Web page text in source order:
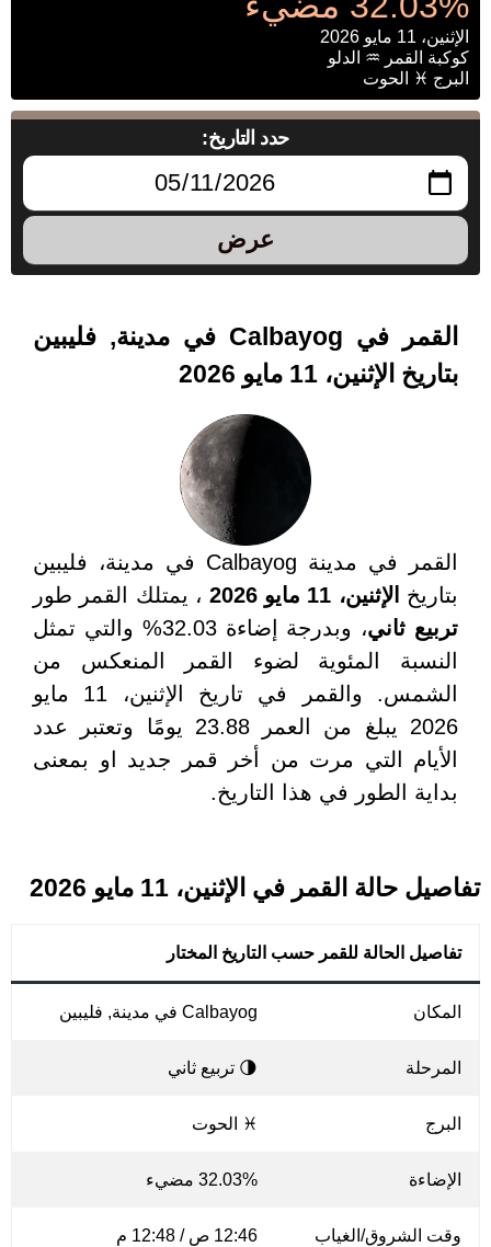
الإثنين، 11 مايو 2026
كوكبة القمر ♒ الدلو
البرج ♓ الحوت
حدد التاريخ:
عرض
القمر في Calbayog في مدينة, فليبين
بتاريخ الإثنين، 11 مايو 2026
القمر في مدينة Calbayog في مدينة، فليبين
بتاريخ الإثنين، 11 مايو 2026
، يمتلك القمر طور
تربيع ثاني
، وبدرجة إضاءة 32.03% والتي تمثل
النسبة المئوية لضوء القمر المنعكس من
الشمس. والقمر في تاريخ الإثنين، 11 مايو
2026 يبلغ من العمر 23.88 يومًا وتعتبر عدد
الأيام التي مرت من أخر قمر جديد او بمعنى
بداية الطور في هذا التاريخ.
تفاصيل حالة القمر في الإثنين، 11 مايو 2026
تفاصيل الحالة للقمر حسب التاريخ المختار
المكان Calbayog في مدينة, فليبين
المرحلة 🌗 تربيع ثاني
البرج ♓ الحوت
الإضاءة 32.03% مضيء
وقت الشروق/الغياب 12:46 ص / 12:48 م